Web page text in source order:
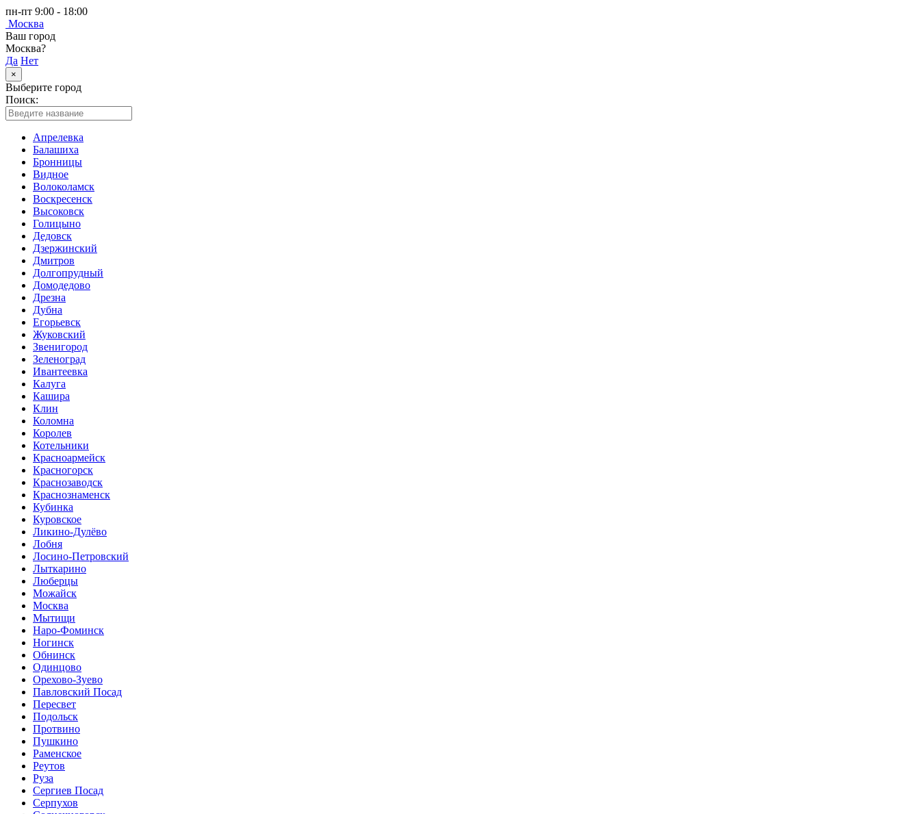
пн-пт 9:00 - 18:00
Москва
Ваш город
Москва?
Да Нет
×
Выберите город
Поиск:
Апрелевка
Балашиха
Бронницы
Видное
Волоколамск
Воскресенск
Высоковск
Голицыно
Дедовск
Дзержинский
Дмитров
Долгопрудный
Домодедово
Дрезна
Дубна
Егорьевск
Жуковский
Звенигород
Зеленоград
Ивантеевка
Калуга
Кашира
Клин
Коломна
Королев
Котельники
Красноармейск
Красногорск
Краснозаводск
Краснознаменск
Кубинка
Куровское
Ликино-Дулёво
Лобня
Лосино-Петровский
Лыткарино
Люберцы
Можайск
Москва
Мытищи
Наро-Фоминск
Ногинск
Обнинск
Одинцово
Орехово-Зуево
Павловский Посад
Пересвет
Подольск
Протвино
Пушкино
Раменское
Реутов
Руза
Сергиев Посад
Серпухов